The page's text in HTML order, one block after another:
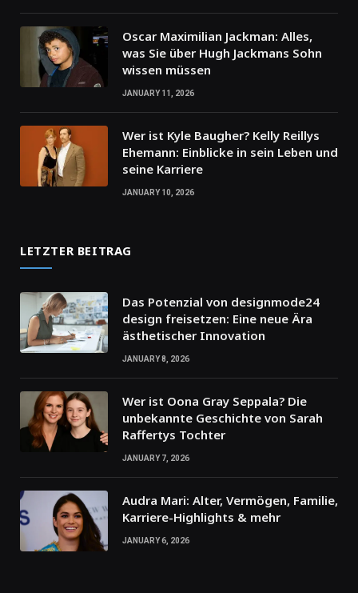
Oscar Maximilian Jackman: Alles,
was Sie über Hugh Jackmans Sohn
wissen müssen
JANUARY 11, 2026
Wer ist Kyle Baugher? Kelly Reillys
Ehemann: Einblicke in sein Leben und
seine Karriere
JANUARY 10, 2026
LETZTER BEITRAG
Das Potenzial von designmode24
design freisetzen: Eine neue Ära
ästhetischer Innovation
JANUARY 8, 2026
Wer ist Oona Gray Seppala? Die
unbekannte Geschichte von Sarah
Raffertys Tochter
JANUARY 7, 2026
Audra Mari: Alter, Vermögen, Familie,
Karriere-Highlights & mehr
JANUARY 6, 2026